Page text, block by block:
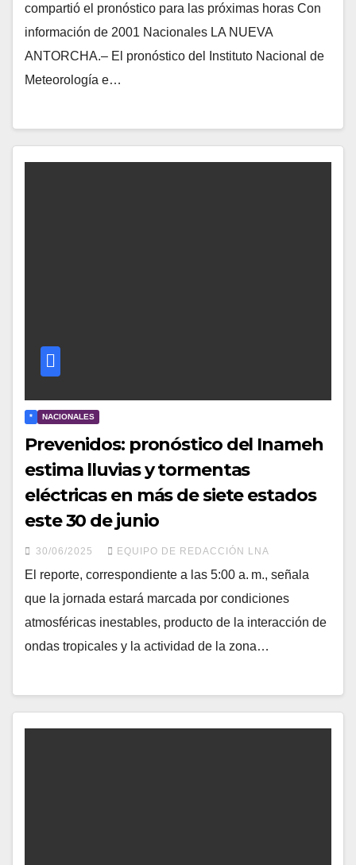
compartió el pronóstico para las próximas horas Con
información de 2001 Nacionales LA NUEVA
ANTORCHA.– El pronóstico del Instituto Nacional de
Meteorología e…
* NACIONALES
Prevenidos: pronóstico del Inameh
estima lluvias y tormentas
eléctricas en más de siete estados
este 30 de junio
30/06/2025 EQUIPO DE REDACCIÓN LNA
El reporte, correspondiente a las 5:00 a. m., señala
que la jornada estará marcada por condiciones
atmosféricas inestables, producto de la interacción de
ondas tropicales y la actividad de la zona…